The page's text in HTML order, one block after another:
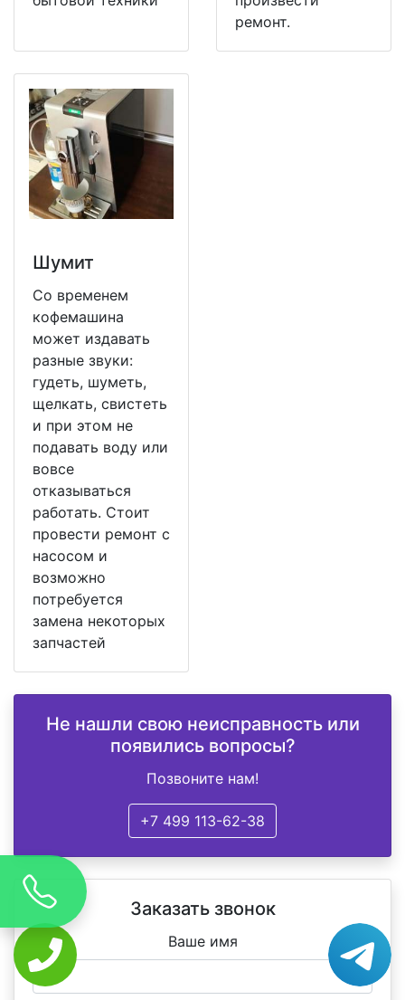
ремонт.
Шумит
Со временем
кофемашина
может издавать
разные звуки:
гудеть, шуметь,
щелкать, свистеть
и при этом не
подавать воду или
вовсе
отказываться
работать. Стоит
провести ремонт с
насосом и
возможно
потребуется
замена некоторых
запчастей
Не нашли свою неисправность или
появились вопросы?
Позвоните нам!
+7 499 113-62-38
Заказать звонок
Ваше имя